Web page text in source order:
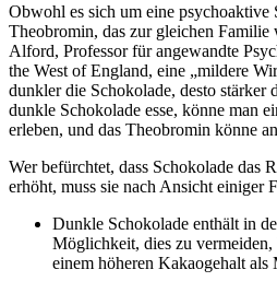
Obwohl es sich um eine psychoaktive
Theobromin, das zur gleichen
Alford, Professor für angewandte
the West of England, eine „mildere
dunkler die Schokolade, desto stärker
dunkle Schokolade esse, könne man
erleben, und das Theobromin könne
Wer befürchtet, dass Schokolade das
erhöht, muss sie nach Ansicht einiger
Dunkle Schokolade enthält in
Möglichkeit, dies zu
einem höheren Kakaogehalt